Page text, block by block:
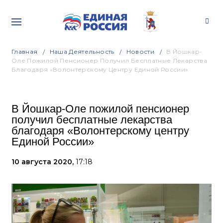
Главная Наша Деятельность Новости
В Йошкар-
Оле Пожилой Пенсионер Получил Бесплатные Лекарства
Благодаря «Волонтерскому Центру Единой России»
В Йошкар-Оле пожилой пенсионер
получил бесплатные лекарства
благодаря «Волонтерскому центру
Единой России»
10 августа 2020, 17:18